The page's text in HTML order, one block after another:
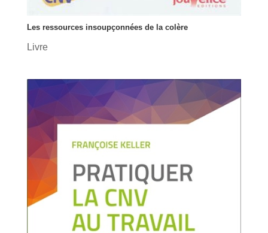
Les ressources insoupçonnées de la colère
Livre